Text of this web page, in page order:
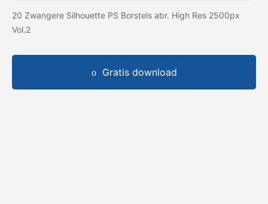
20 Zwangere Silhouette PS Borstels abr. High Res 2500px
Vol.2
Gratis download